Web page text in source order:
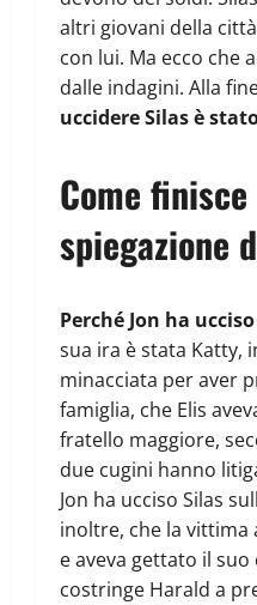
altri giovani della
con lui. Ma ecco che
dalle indagini. Alla
uccidere Silas è
Come finisce
spiegazione
Perché Jon ha
sua ira è stata Katty,
minacciata per aver
famiglia, che Elis
fratello maggiore,
due cugini hanno
Jon ha ucciso Silas
inoltre, che la vittima
e aveva gettato il
costringe Harald a